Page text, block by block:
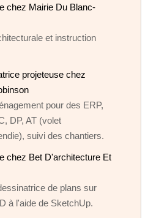
chez Mairie Du Blanc-
et instruction
projeteuse chez
pour des ERP,
DP, AT (volet
suivi des chantiers.
chez Bet D'architecture Et
de plans sur
à l'aide de SketchUp.